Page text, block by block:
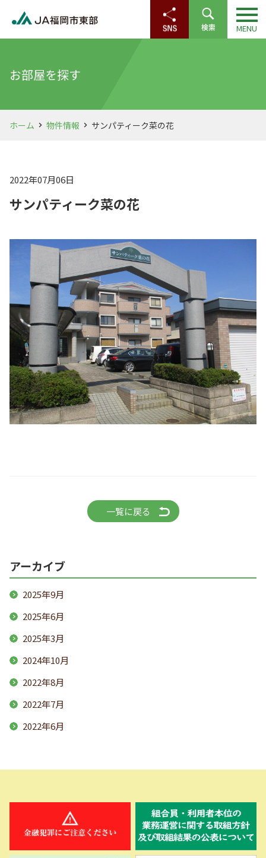
お部屋を探す
ホーム 物件情報 サンパティーク菜の花
2022年07月06日
サンパティーク菜の花
一覧に戻る
アーカイブ
2025年9月
2025年6月
2025年3月
2024年10月
2022年8月
2022年7月
2022年6月